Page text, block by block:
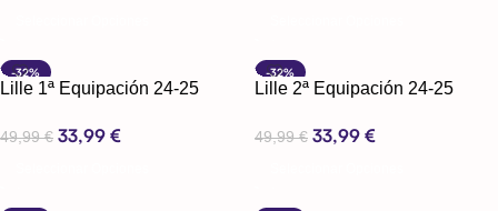
-32%
Lille 1ª Equipación 24-25
49,99€ 33,99 €
-32%
Lille 2ª Equipación 24-25
49,99€ 33,99 €